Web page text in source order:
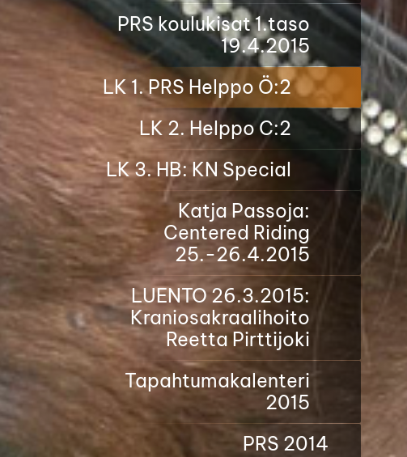
PRS koulukisat 1.taso
19.4.2015
LK 1. PRS Helppo Ö:2
LK 2. Helppo C:2
LK 3. HB: KN Special
Katja Passoja:
Centered Riding
25.-26.4.2015
LUENTO 26.3.2015:
Kraniosakraalihoito
Reetta Pirttijoki
Tapahtumakalenteri
2015
PRS 2014